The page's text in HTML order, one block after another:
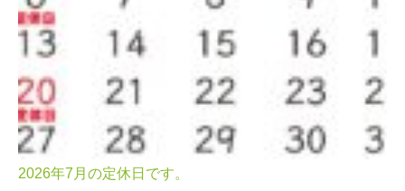
2026年7月の定休日です。